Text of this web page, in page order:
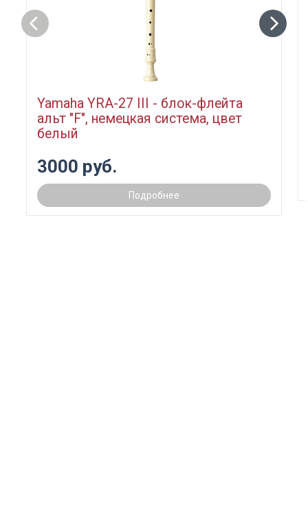
Yamaha YRA-27 III - блок-флейта
альт "F", немецкая система, цвет
белый
3000 руб.
Подробнее